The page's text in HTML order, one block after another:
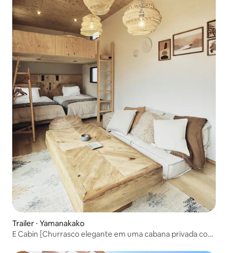
Trailer ⋅ Yamanakako
E Cabin [Churrasco elegante em uma cabana privada com